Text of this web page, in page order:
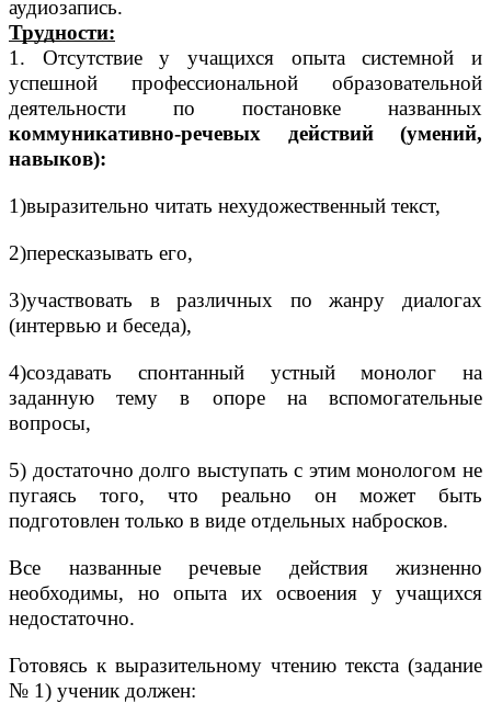
аудиозапись.
Трудности:
1. Отсутствие у учащихся опыта системной и
успешной профессиональной образовательной
деятельности по постановке названных
коммуникативно-речевых действий (умений,
навыков):
1)выразительно читать нехудожественный текст,
2)пересказывать его,
3)участвовать в различных по жанру диалогах
(интервью и беседа),
4)создавать спонтанный устный монолог на
заданную тему в опоре на вспомогательные
вопросы,
5) достаточно долго выступать с этим монологом не
пугаясь того, что реально он может быть
подготовлен только в виде отдельных набросков.
Все названные речевые действия жизненно
необходимы, но опыта их освоения у учащихся
недостаточно.
Готовясь к выразительному чтению текста (задание
№ 1) ученик должен: